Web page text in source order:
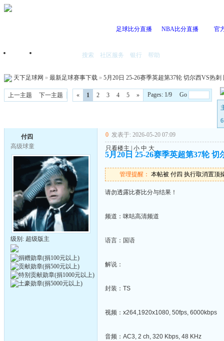
足球比分直播 NBA比分直播 官
首页 搜索 社区服务 银行 帮助
天下足球网 » 最新足球赛事下载 » 5月20日 25-26赛季英超第37轮 切尔西VS热刺
上一主题 下一主题 « 1 2 3 4 5 »
Pages: 1/9 Go
付四
高级球童
级别: 超级版主
0 发表于: 2026-05-20 07:09
只看楼主
小 中 大
5月20日 25-26赛季英超第37轮
管理提醒： 本帖被 付四 执行取消置顶
请勿透露比赛比分与结果！
频道：咪咕高清频道
语言：国语
解说：
封装：TS
视频：x264,1920x1080, 50fps, 6000kbps
音频：AC3, 2 ch, 320 Kbps, 48 KHz